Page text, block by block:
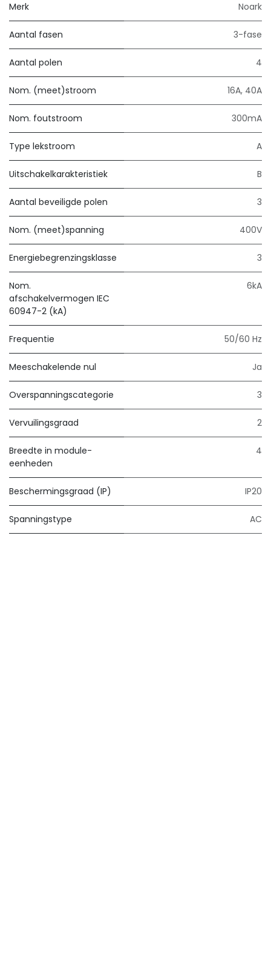
Merk Noark
Aantal fasen 3-fase
Aantal polen 4
Nom. (meet)stroom 16A, 40A
Nom. foutstroom 300mA
Type lekstroom A
Uitschakelkarakteristiek B
Aantal beveiligde polen 3
Nom. (meet)spanning 400V
Energiebegrenzingsklasse 3
Nom.
afschakelvermogen IEC
60947-2 (kA)
6kA
Frequentie 50/60 Hz
Meeschakelende nul Ja
Overspanningscategorie 3
Vervuilingsgraad 2
Breedte in module-
eenheden
4
Beschermingsgraad (IP) IP20
Spanningstype AC